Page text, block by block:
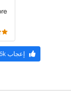
إعجاب106k